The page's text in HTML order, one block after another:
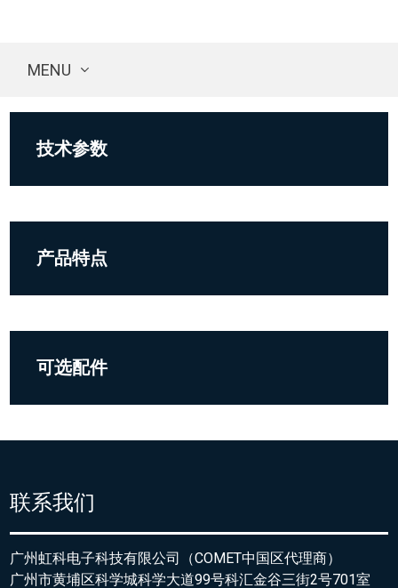
MENU
技术参数
产品特点
可选配件
联系我们
广州虹科电子科技有限公司（COMET中国区代理商）
广州市黄埔区科学城科学大道99号科汇金谷三街2号701室